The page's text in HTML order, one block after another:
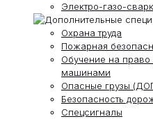
Электро-газо-
Охрана труда
Пожарная
Обучение на
машинами
Опасные грузы
Безопасность
Спецсигналы